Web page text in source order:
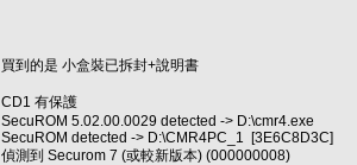
買到的是 小盒裝已拆封+說明書
CD1 有保護
SecuROM 5.02.00.0029 detected -> D:\cmr4.exe
SecuROM detected -> D:\CMR4PC_1 [3E6C8D3C]
偵測到 Securom 7 (或較新版本) (000000008)